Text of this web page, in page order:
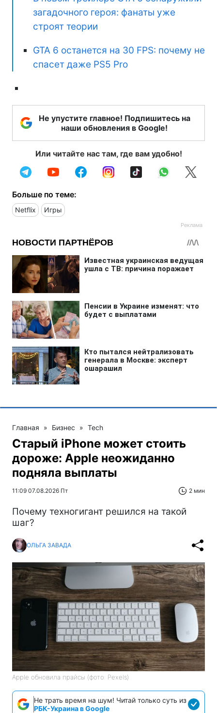
загадочного героя: фанаты уже
строят теории
GTA 6 останется на 30 FPS: почему не
спасет даже PS5 Pro
Не упустите главное! Подпишитесь на
наши обновления в Google!
Или читайте нас там, где вам удобно!
Больше по теме:
Netflix Игры
Главная » Бизнес » Tech
Старый iPhone может стоить
дороже: Apple неожиданно
подняла выплаты
11:09 07.08.2026 Пт 2 мин
Почему техногигант решился на такой
шаг?
ОЛЬГА ЗАВАДА
Apple обновила прайсы (фото: Pexels)
Не трать время на шум! Читай только суть из
РБК-Украина в Google